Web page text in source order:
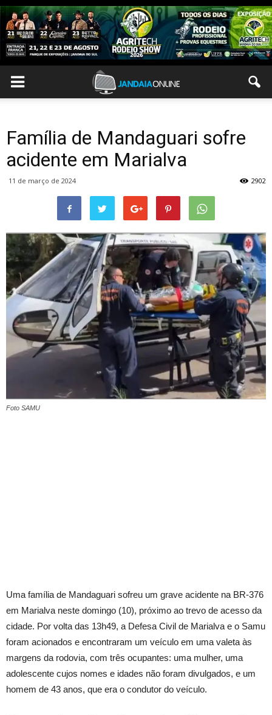
Família de Mandaguari sofre
acidente em Marialva
11 de março de 2024 2902
Foto SAMU
Uma família de Mandaguari sofreu um grave acidente na BR-376
em Marialva neste domingo (10), próximo ao trevo de acesso da
cidade. Por volta das 13h49, a Defesa Civil de Marialva e o Samu
foram acionados e encontraram um veículo em uma valeta às
margens da rodovia, com três ocupantes: uma mulher, uma
adolescente cujos nomes e idades não foram divulgados, e um
homem de 43 anos, que era o condutor do veículo.